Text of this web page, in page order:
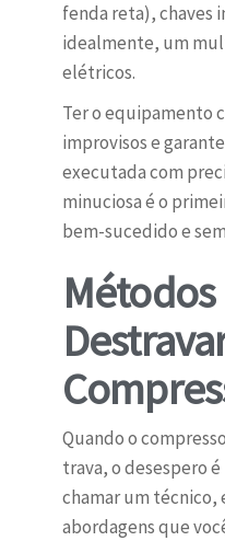
fenda reta), chaves
idealmente, um
elétricos.
Ter o equipamento
improvisos e
executada com
minuciosa é o
bem-sucedido e
Quando o
trava, o desespero
chamar um técnico,
abordagens que